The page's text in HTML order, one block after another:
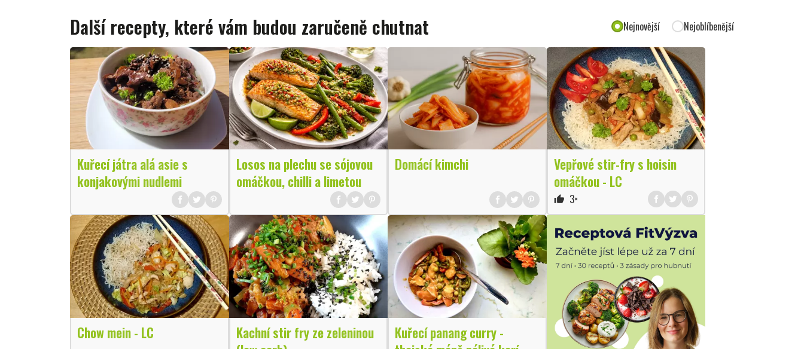
Další recepty, které vám budou zaručeně chutnat Nejnovější Nejoblíbenější
Kuřecí játra alá asie s
konjakovými nudlemi
Losos na plechu se sójovou
omáčkou, chilli a limetou
Domácí kimchi
Vepřové stir-fry s hoisin
omáčkou - LC
thumb_up 3×
Chow mein - LC
Kachní stir fry ze zeleninou
Kuřecí panang curry -